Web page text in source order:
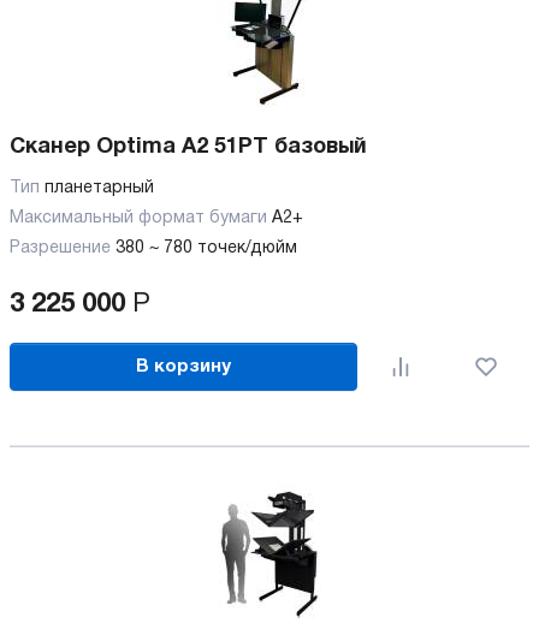
Сканер Optima A2 51PT базовый
Тип планетарный
Максимальный формат бумаги А2+
Разрешение 380 ~ 780 точек/дюйм
3 225 000 Р
В корзину